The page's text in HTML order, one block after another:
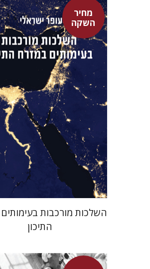
מחיר
השקה
עופר ישראלי
גיא הרלינג
מחיר השקה
$29
השלכות מורכבות
התיכון